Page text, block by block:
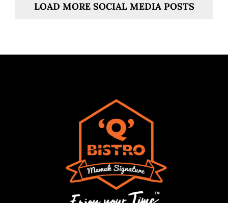
LOAD MORE SOCIAL MEDIA POSTS